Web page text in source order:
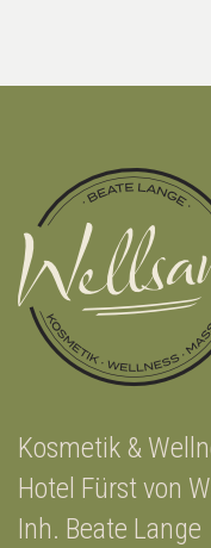
Kosmetik &
Hotel Fürst von
Inh. Beate Lange